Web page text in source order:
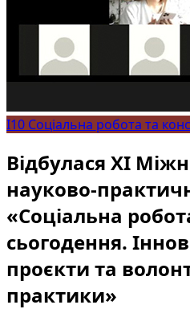
I10 Соціальна робота та
Відбулася ХІ
науково-
«Соціальна
сьогодення.
проєкти та
практики»